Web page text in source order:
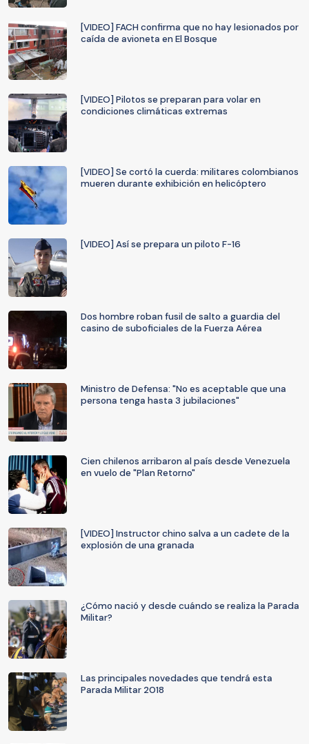
[VIDEO] FACH confirma que no hay lesionados por
caída de avioneta en El Bosque
[VIDEO] Pilotos se preparan para volar en
condiciones climáticas extremas
[VIDEO] Se cortó la cuerda: militares colombianos
mueren durante exhibición en helicóptero
[VIDEO] Así se prepara un piloto F-16
Dos hombre roban fusil de salto a guardia del
casino de suboficiales de la Fuerza Aérea
Ministro de Defensa: "No es aceptable que una
persona tenga hasta 3 jubilaciones"
Cien chilenos arribaron al país desde Venezuela
en vuelo de "Plan Retorno"
[VIDEO] Instructor chino salva a un cadete de la
explosión de una granada
¿Cómo nació y desde cuándo se realiza la Parada
Militar?
Las principales novedades que tendrá esta
Parada Militar 2018